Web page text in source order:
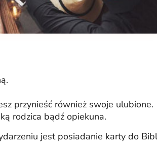
przynieść również swoje ulubione.
rodzica bądź opiekuna.
jest posiadanie karty do